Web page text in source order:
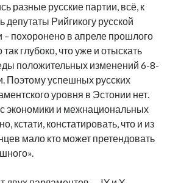
разные русские партии, всё, к
депутаты Рийгикогу русской
– похоронено в апреле прошлого
глубоко, что уже и отыскать
положительных изменений 6-8-
Поэтому успешных русских
уровня в Эстонии нет.
экономики и межнациональных
кстати, констатировать, что и из
мало кто может претендовать